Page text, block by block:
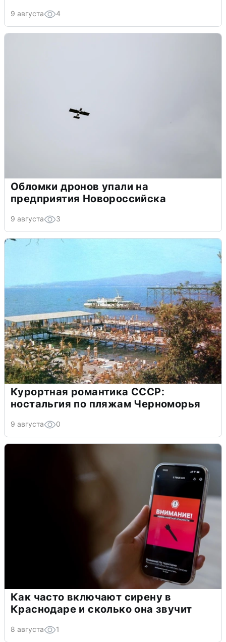
9 августа 4
Обломки дронов упали на
предприятия Новороссийска
9 августа 3
Курортная романтика СССР:
ностальгия по пляжам Черноморья
9 августа 0
Как часто включают сирену в
Краснодаре и сколько она звучит
8 августа 1